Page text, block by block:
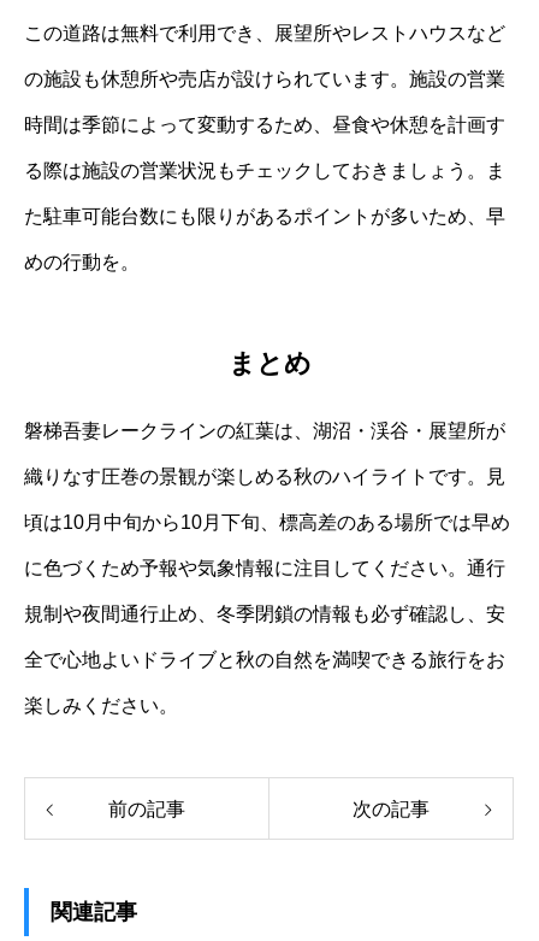
この道路は無料で利用でき、展望所やレストハウスなど
の施設も休憩所や売店が設けられています。施設の営業
時間は季節によって変動するため、昼食や休憩を計画す
る際は施設の営業状況もチェックしておきましょう。ま
た駐車可能台数にも限りがあるポイントが多いため、早
めの行動を。
まとめ
磐梯吾妻レークラインの紅葉は、湖沼・渓谷・展望所が
織りなす圧巻の景観が楽しめる秋のハイライトです。見
頃は10月中旬から10月下旬、標高差のある場所では早め
に色づくため予報や気象情報に注目してください。通行
規制や夜間通行止め、冬季閉鎖の情報も必ず確認し、安
全で心地よいドライブと秋の自然を満喫できる旅行をお
楽しみください。
前の記事 次の記事
関連記事